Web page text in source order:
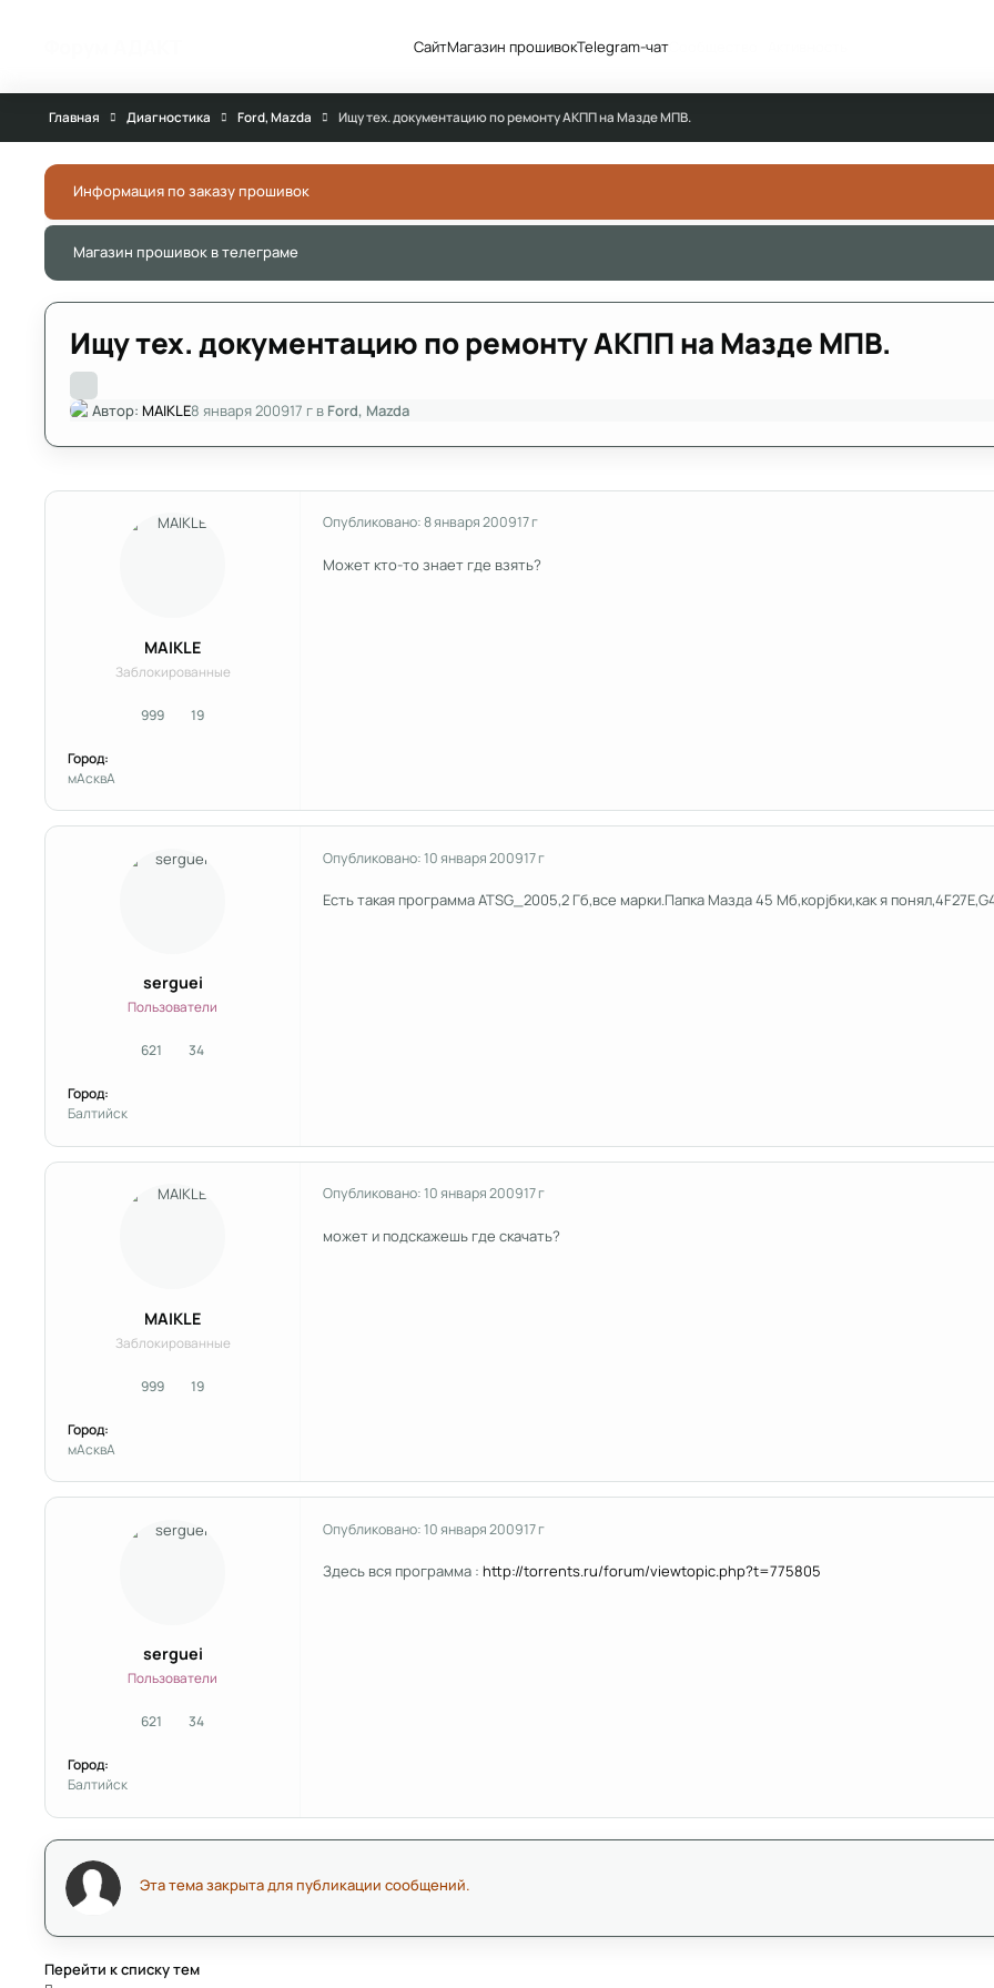
СайтМагазин прошивокTelegram-чатСообщество
Главная Диагностика Ford, Mazda Ищу тех. документацию по ремонту АКПП на Мазде МПВ.
Информация по заказу прошивок
Магазин прошивок в телеграме
Ищу тех. документацию по ремонту АКПП на Мазде МПВ.
Автор: MAIKLE8 января 200917 гв Ford, Mazda
MAIKLE
Заблокированные
999сообщения
19Репутация
Город:
мАсквА
Опубликовано:8 января 200917 г
Может кто-то знает где взять?
serguei
Пользователи
621сообщения
34Репутация
Город:
Балтийск
Опубликовано:10 января 200917 г
Есть такая программа ATSG_2005,2 Гб,все марки.Папка Мазда 45 Мб,корjбки,как я
MAIKLE
Заблокированные
999сообщения
19Репутация
Город:
мАсквА
Опубликовано:10 января 200917 г
может и подскажешь где скачать?
serguei
Пользователи
621сообщения
34Репутация
Город:
Балтийск
Опубликовано:10 января 200917 г
Здесь вся программа : http://torrents.ru/forum/viewtopic.php?t=775805
Эта тема закрыта для публикации сообщений.
Перейти к списку тем